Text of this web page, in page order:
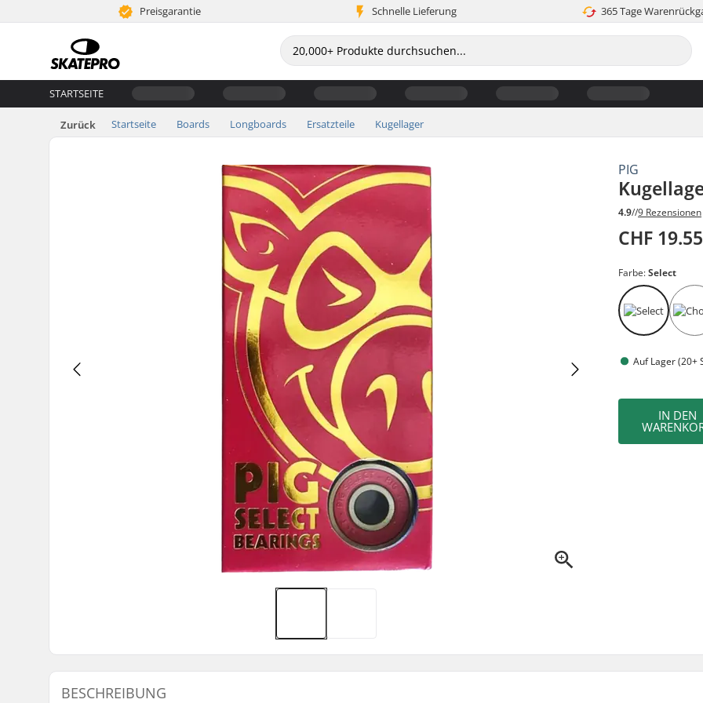
Preisgarantie Schnelle Lieferung 365 Tage
STARTSEITE
Zurück Startseite Boards Longboards Ersatzteile Kugellager
PIG
4.9//9 Rezensionen
CHF 19.55
Farbe:Select
Auf Lager (20+
IN DEN
BESCHREIBUNG